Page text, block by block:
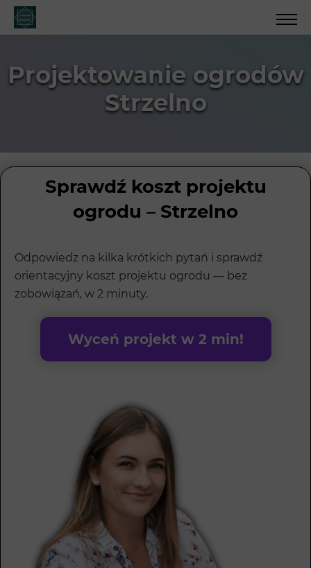
Projektowanie ogrodów
Strzelno
Sprawdź koszt projektu
ogrodu – Strzelno
Odpowiedz na kilka krótkich pytań i sprawdź
orientacyjny koszt projektu ogrodu — bez
zobowiązań, w 2 minuty.
Wyceń projekt w 2 min!